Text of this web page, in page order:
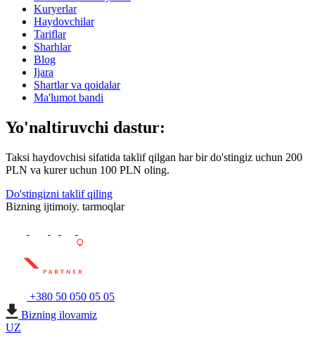
Kuryerlar
Haydovchilar
Tariflar
Sharhlar
Blog
Ijara
Shartlar va qoidalar
Ma'lumot bandi
Yo'naltiruvchi dastur:
Taksi haydovchisi sifatida taklif qilgan har bir do'stingiz uchun 200
PLN va kurer uchun 100 PLN oling.
Do'stingizni taklif qiling
Bizning ijtimoiy. tarmoqlar
+380 50 050 05 05
Bizning ilovamiz
UZ